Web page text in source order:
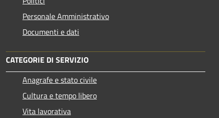
Personale Amministrativo
Documenti e dati
CATEGORIE DI SERVIZIO
Anagrafe e stato civile
Cultura e tempo libero
Vita lavorativa